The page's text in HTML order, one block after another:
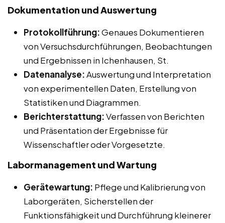
Dokumentation und Auswertung
Protokollführung:Genaues Dokumentieren
von Versuchsdurchführungen, Beobachtungen
und Ergebnissen in Ichenhausen, St.
Datenanalyse:Auswertung und Interpretation
von experimentellen Daten, Erstellung von
Statistiken und Diagrammen.
Berichterstattung:Verfassen von Berichten
und Präsentation der Ergebnisse für
Wissenschaftler oder Vorgesetzte.
Labormanagement und Wartung
Gerätewartung: Pflege und Kalibrierung von
Laborgeräten, Sicherstellen der
Funktionsfähigkeit und Durchführung kleinerer